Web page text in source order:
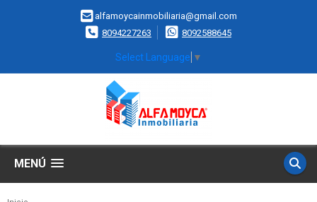
alfamoycainmobiliaria@gmail.com
8094227263
8092588645
Select Language ▼
MENÚ